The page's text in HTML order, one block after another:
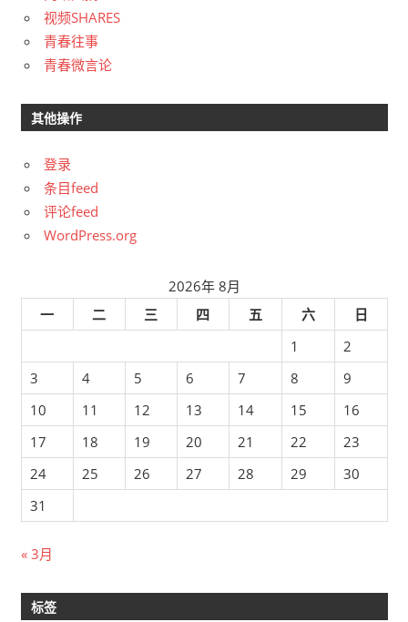
视频SHARES
青春往事
青春微言论
其他操作
登录
条目feed
评论feed
WordPress.org
2026年 8月
一
二 三 四 五 六
日
1
2
3
4 5 6 7 8
9
10
11 12 13 14 15
16
17
18 19 20 21 22
23
24
25 26 27 28 29
30
31
« 3月
标签